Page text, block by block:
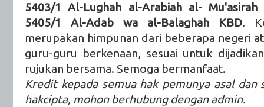
5403/1 Al-Lughah al-Arabiah al- Mu'asirah
5405/1 Al-Adab wa al-Balaghah KBD.
merupakan himpunan dari beberapa negeri
guru-guru berkenaan, sesuai untuk
rujukan bersama. Semoga bermanfaat.
Kredit kepada semua hak pemunya asal
hakcipta, mohon berhubung dengan admin.